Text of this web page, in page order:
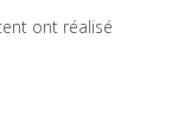
ont réalisé